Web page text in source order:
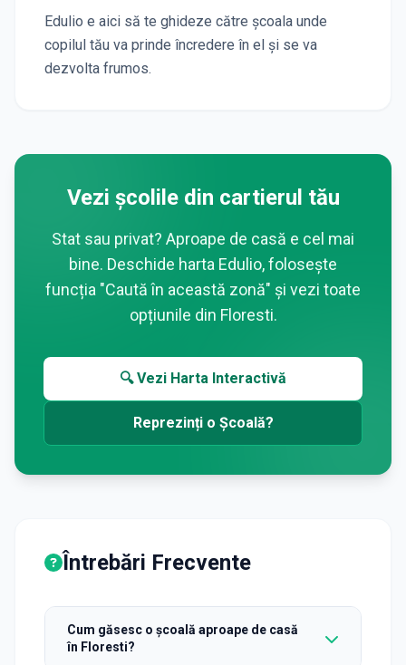
Edulio e aici să te ghideze către școala unde
copilul tău va prinde încredere în el și se va
dezvolta frumos.
Vezi școlile din cartierul tău
Stat sau privat? Aproape de casă e cel mai
bine. Deschide harta Edulio, folosește
funcția "Caută în această zonă" și vezi toate
opțiunile din Floresti.
🔍 Vezi Harta Interactivă
Reprezinți o Școală?
Întrebări Frecvente
Cum găsesc o școală aproape de casă
în Floresti?